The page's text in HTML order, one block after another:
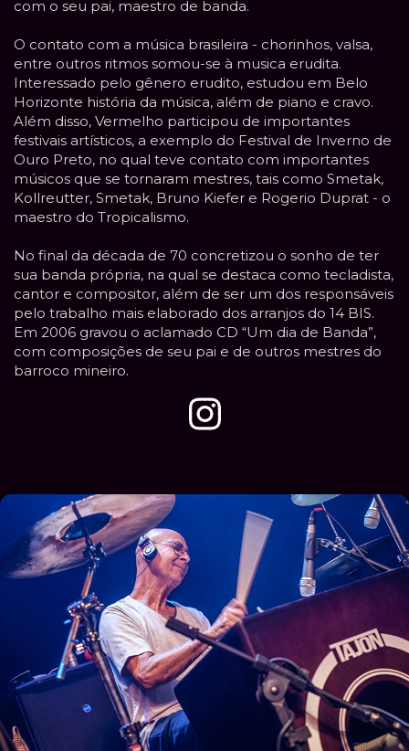
com o seu pai, maestro de banda.
O contato com a música brasileira - chorinhos, valsa,
entre outros ritmos somou-se à musica erudita.
Interessado pelo gênero erudito, estudou em Belo
Horizonte história da música, além de piano e cravo.
Além disso, Vermelho participou de importantes
festivais artísticos, a exemplo do Festival de Inverno de
Ouro Preto, no qual teve contato com importantes
músicos que se tornaram mestres, tais como Smetak,
Kollreutter, Smetak, Bruno Kiefer e Rogerio Duprat - o
maestro do Tropicalismo.
No final da década de 70 concretizou o sonho de ter
sua banda própria, na qual se destaca como tecladista,
cantor e compositor, além de ser um dos responsáveis
pelo trabalho mais elaborado dos arranjos do 14 BIS.
Em 2006 gravou o aclamado CD “Um dia de Banda”,
com composições de seu pai e de outros mestres do
barroco mineiro.